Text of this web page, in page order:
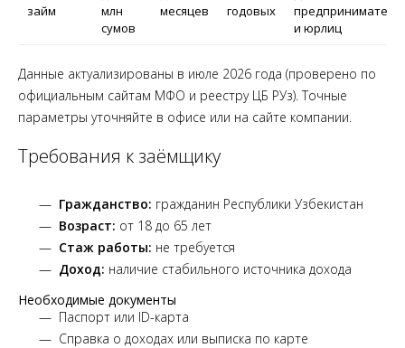
займ
млн
сумов
месяцев
годовых
и юрлиц
Данные актуализированы в июле 2026 года (проверено по
официальным сайтам МФО и реестру ЦБ РУз). Точные
параметры уточняйте в офисе или на сайте компании.
Требования к заёмщику
Гражданство: гражданин Республики Узбекистан
Возраст: от 18 до 65 лет
Стаж работы: не требуется
Доход: наличие стабильного источника дохода
Необходимые документы
Паспорт или ID-карта
Справка о доходах или выписка по карте